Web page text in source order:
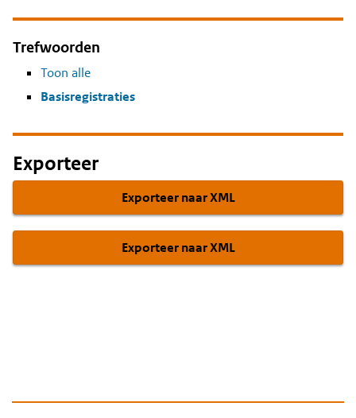
Trefwoorden
Toon alle
Basisregistraties
Exporteer
Exporteer naar XML
Exporteer naar XML